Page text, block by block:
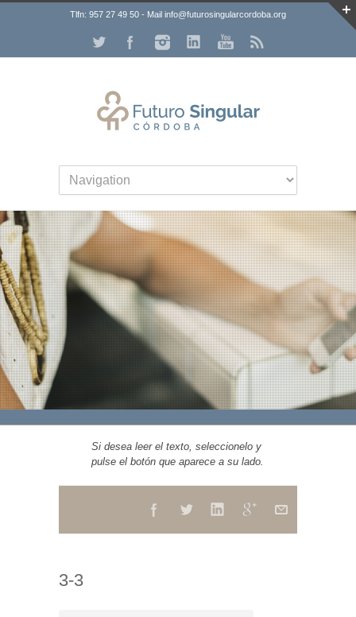
Tlfn: 957 27 49 50 - Mail info@futurosingularcordoba.org
Si desea leer el texto, seleccionelo y
pulse el botón que aparece a su lado.
3-3